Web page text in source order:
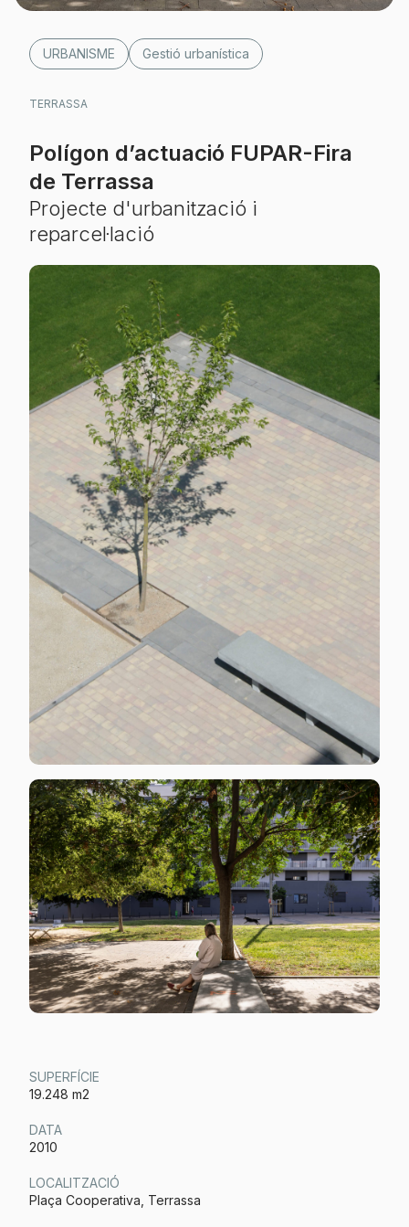
URBANISME Gestió urbanística
TERRASSA
Polígon d’actuació FUPAR-Fira
de Terrassa
Projecte d'urbanització i
reparcel·lació
SUPERFÍCIE
19.248 m2
DATA
2010
LOCALITZACIÓ
Plaça Cooperativa, Terrassa